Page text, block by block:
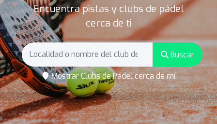
Encuentra pistas y clubs de pádel
cerca de ti
Buscar
Mostrar Clubs de Pádel cerca de mí